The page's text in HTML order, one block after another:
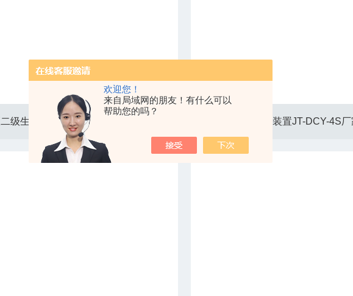
欢迎您！
来自局域网的朋友！有什么可以
帮助您的吗？
青岛硫化物吹扫装置JT-DCY-4S